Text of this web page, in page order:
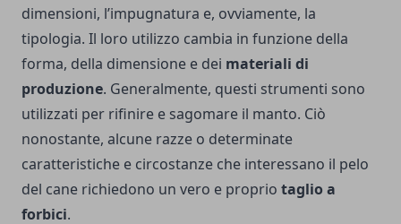
dimensioni, l’impugnatura e, ovviamente, la
tipologia. Il loro utilizzo cambia in funzione della
forma, della dimensione e dei materiali di
produzione. Generalmente, questi strumenti sono
utilizzati per rifinire e sagomare il manto. Ciò
nonostante, alcune razze o determinate
caratteristiche e circostanze che interessano il pelo
del cane richiedono un vero e proprio taglio a
forbici.